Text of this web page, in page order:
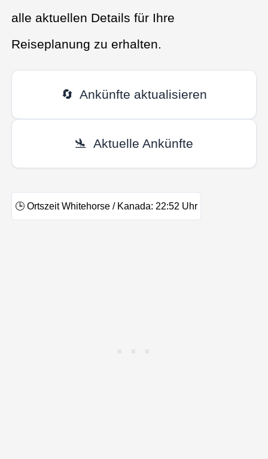
alle aktuellen Details für Ihre
Reiseplanung zu erhalten.
🔄 Ankünfte aktualisieren
🛬 Aktuelle Ankünfte
🕒 Ortszeit Whitehorse / Kanada: 22:52 Uhr